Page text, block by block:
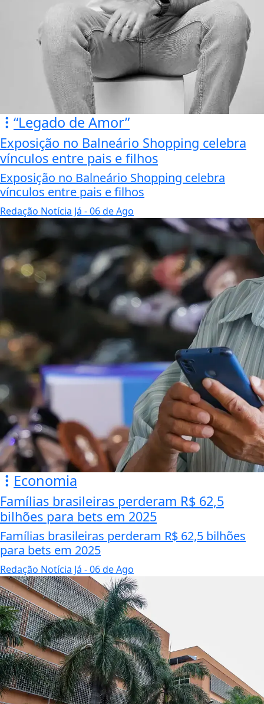
“Legado de Amor”
Exposição no Balneário Shopping celebra
vínculos entre pais e filhos
Exposição no Balneário Shopping celebra
vínculos entre pais e filhos
Redação Notícia Já - 06 de Ago
Economia
Famílias brasileiras perderam R$ 62,5
bilhões para bets em 2025
Famílias brasileiras perderam R$ 62,5 bilhões
para bets em 2025
Redação Notícia Já - 06 de Ago